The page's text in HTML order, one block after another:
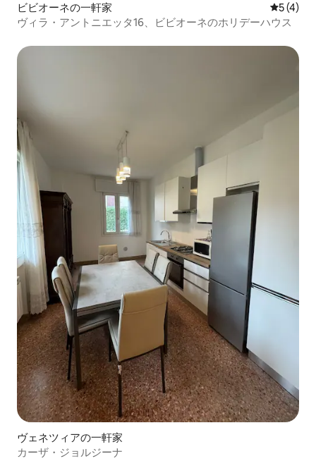
ビビオーネの一軒家 レビュー
5 (4)
ヴィラ・アントニエッタ16、ビビオーネのホリデーハウス
ヴェネツィアの一軒家
カーザ・ジョルジーナ